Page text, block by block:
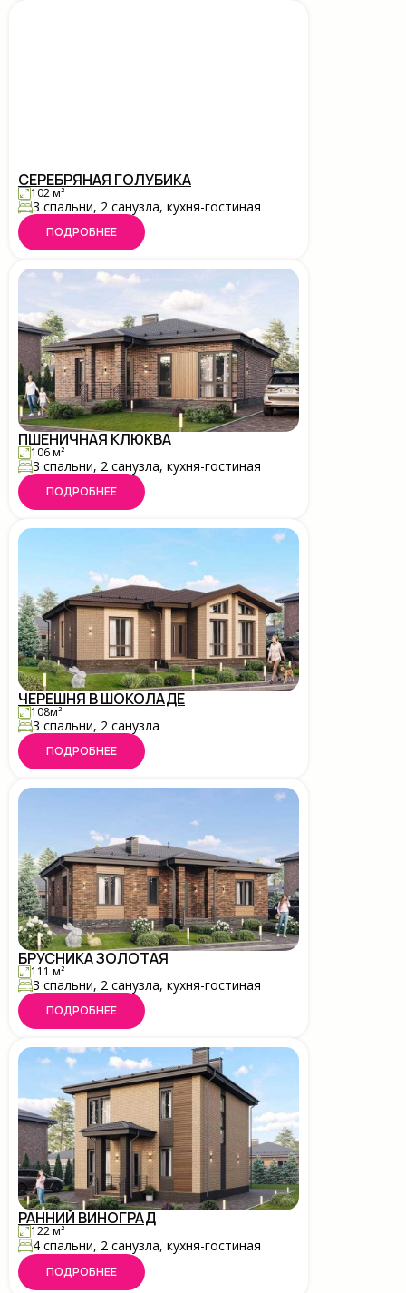
СЕРЕБРЯНАЯ ГОЛУБИКА
102 м²
3 спальни, 2 санузла, кухня-гостиная
ПОДРОБНЕЕ
ПШЕНИЧНАЯ КЛЮКВА
106 м²
3 спальни, 2 санузла, кухня-гостиная
ПОДРОБНЕЕ
ЧЕРЕШНЯ В ШОКОЛАДЕ
108м²
3 спальни, 2 санузла
ПОДРОБНЕЕ
БРУСНИКА ЗОЛОТАЯ
111 м²
3 спальни, 2 санузла, кухня-гостиная
ПОДРОБНЕЕ
РАННИЙ ВИНОГРАД
122 м²
4 спальни, 2 санузла, кухня-гостиная
ПОДРОБНЕЕ